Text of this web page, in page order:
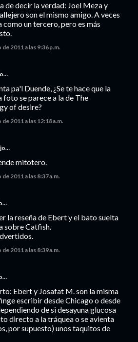
de decir la verdad: Joel Meza y
son el mismo amigo. A veces
como un tercero, pero es más
2011 a las 9:36 p.m.
pa'l Duende, ¿Se te hace que la
foto se parece a la de The
of desire?
2011 a las 12:18 a.m.
mitotero.
2011 a las 8:37 a.m.
la reseña de Ebert y el bato suelta
sobre Catfish.
2011 a las 8:39 a.m.
Ebert y Josafat M. son la misma
escribir desde Chicago o desde
de si desayuna glucosa
directo a la tráquea o se avienta
por supuesto) unos taquitos de